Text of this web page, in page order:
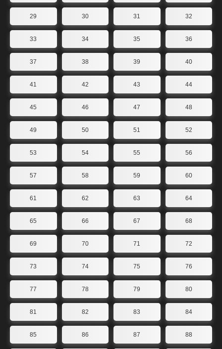
29 30 31 32
33 34 35 36
37 38 39 40
41 42 43 44
45 46 47 48
49 50 51 52
53 54 55 56
57 58 59 60
61 62 63 64
65 66 67 68
69 70 71 72
73 74 75 76
77 78 79 80
81 82 83 84
85 86 87 88